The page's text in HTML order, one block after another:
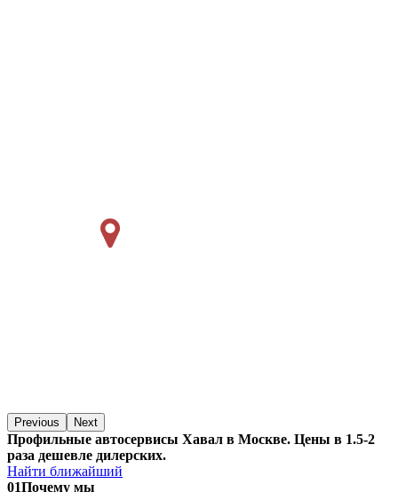
Previous Next
Профильные автосервисы Хавал в Москве. Цены в 1.5-2
раза дешевле дилерских.
Найти ближайший
01Почему мы